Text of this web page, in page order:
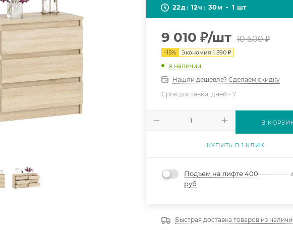
22д 12ч 30м 1 шт
9 010 ₽/шт 10 600₽
-15% Экономия1 590 ₽
в наличии
Нашли дешевле? Сделаем скидку
Срок доставки, дней -7
В
КУПИТЬ В 1 КЛИК
Подъем на лифте 400
руб
Быстрая доставка товаров из